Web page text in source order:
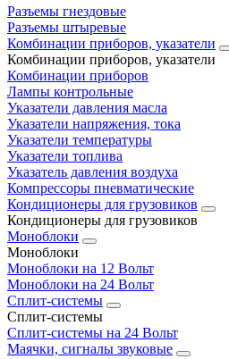
Разъемы гнездовые
Разъемы штыревые
Комбинации приборов, указатели
Комбинации приборов, указатели
Комбинации приборов
Лампы контрольные
Указатели давления масла
Указатели напряжения, тока
Указатели температуры
Указатели топлива
Указатель давления воздуха
Компрессоры пневматические
Кондиционеры для грузовиков
Кондиционеры для грузовиков
Моноблоки
Моноблоки
Моноблоки на 12 Вольт
Моноблоки на 24 Вольт
Сплит-системы
Сплит-системы
Сплит‑системы на 24 Вольт
Маячки, сигналы звуковые